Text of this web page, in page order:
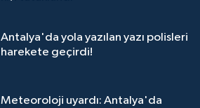
Antalya'da yola yazılan yazı polisleri
harekete geçirdi!
Meteoroloji uyardı: Antalya'da